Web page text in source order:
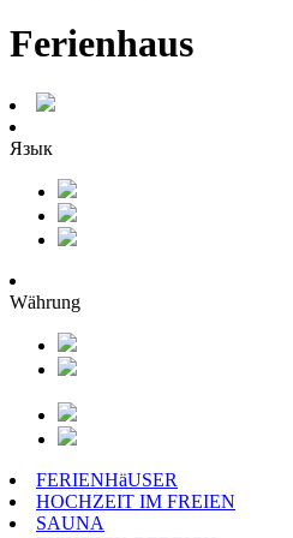
Ferienhaus
Язык
Währung
FERIENHäUSER
HOCHZEIT IM FREIEN
SAUNA